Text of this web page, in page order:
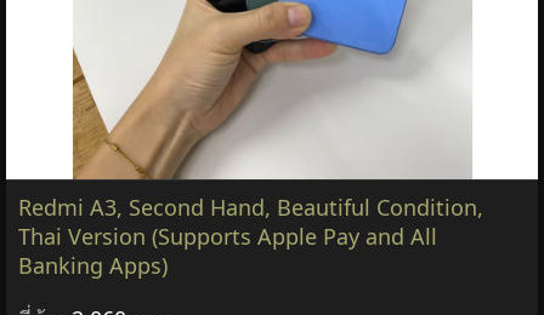
Redmi A3, Second Hand, Beautiful Condition,
Thai Version (Supports Apple Pay and All
Banking Apps)